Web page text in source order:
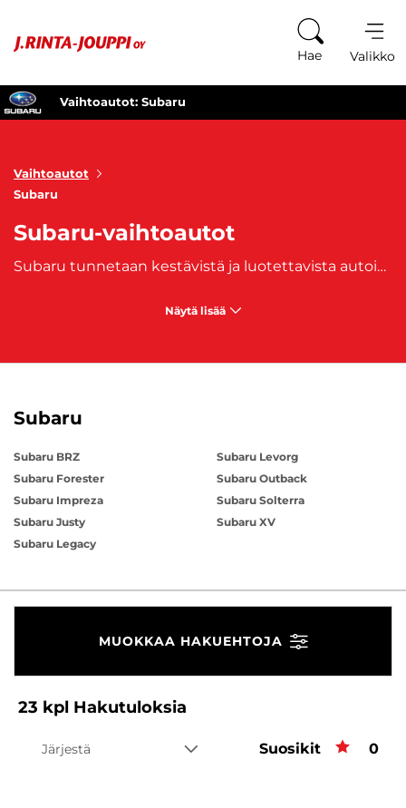
Hae Valikko
Vaihtoautot: Subaru
Vaihtoautot
Subaru
Subaru-vaihtoautot
Subaru tunnetaan kestävistä ja luotettavista autoistaan, jotka on suunniteltu erityisesti vaativiin sääolosuhteisiin ja maastoihin. Subaru-vaihtoautot ovat suosittuja niiden nelivedon, turvallisuuden ja monipuolisuuden ansiosta. Subarun mallistosta löytyy vaihtoehtoja niin perheautoilijoille, seikkailijoille kuin taloudellisuutta arvostaville kuljettajille. Tunnetuimpia Subaru-malleja ovat
Näytä lisää
Subaru
Subaru BRZ
Subaru Forester
Subaru Impreza
Subaru Justy
Subaru Legacy
Subaru Levorg
Subaru Outback
Subaru Solterra
Subaru XV
MUOKKAA HAKUEHTOJA
23 kpl Hakutuloksia
Järjestä Suosikit 0